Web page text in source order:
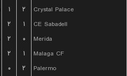
۱ ۲
Crystal Palace
۲ ۱
CE Sabadell
۲ ۰
Merida
۲ ۱
Malaga CF
۰ ۲
Palermo